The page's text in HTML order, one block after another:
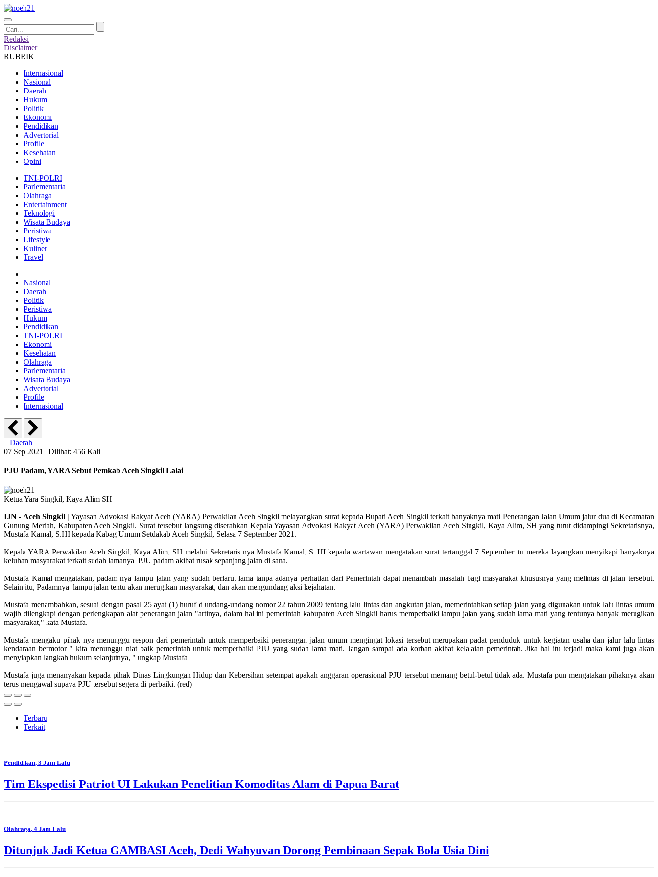
Redaksi
Disclaimer
RUBRIK
Internasional
Nasional
Daerah
Hukum
Politik
Ekonomi
Pendidikan
Advertorial
Profile
Kesehatan
Opini
TNI-POLRI
Parlementaria
Olahraga
Entertainment
Teknologi
Wisata Budaya
Peristiwa
Lifestyle
Kuliner
Travel
Nasional
Daerah
Politik
Peristiwa
Hukum
Pendidikan
TNI-POLRI
Ekonomi
Kesehatan
Olahraga
Parlementaria
Wisata Budaya
Advertorial
Profile
Internasional
Daerah
07 Sep 2021 | Dilihat: 456 Kali
PJU Padam, YARA Sebut Pemkab Aceh Singkil Lalai
Ketua Yara Singkil, Kaya Alim SH
IJN - Aceh Singkil |Yayasan Advokasi Rakyat Aceh (YARA) Perwakilan Aceh Singkil melayangkan surat kepada Bupati Aceh Singkil terkait banyaknya mati Penerangan Jalan Umum jalur dua di Kecamatan
Gunung Meriah, Kabupaten Aceh Singkil. Surat tersebut langsung diserahkan Kepala Yayasan Advokasi Rakyat Aceh (YARA) Perwakilan Aceh Singkil, Kaya Alim, SH yang turut didampingi Sekretarisnya,
Mustafa Kamal, S.HI kepada Kabag Umum Setdakab Aceh Singkil, Selasa 7 September 2021.
Kepala YARA Perwakilan Aceh Singkil, Kaya Alim, SH melalui Sekretaris nya Mustafa Kamal, S. HI kepada wartawan mengatakan surat tertanggal 7 September itu mereka layangkan menyikapi banyaknya
keluhan masyarakat terkait sudah lamanya PJU padam akibat rusak sepanjang jalan di sana.
Mustafa Kamal mengatakan, padam nya lampu jalan yang sudah berlarut lama tanpa adanya perhatian dari Pemerintah dapat menambah masalah bagi masyarakat khususnya yang melintas di jalan tersebut.
Selain itu, Padamnya lampu jalan tentu akan merugikan masyarakat, dan akan mengundang aksi kejahatan.
Mustafa menambahkan, sesuai dengan pasal 25 ayat (1) huruf d undang-undang nomor 22 tahun 2009 tentang lalu lintas dan angkutan jalan, memerintahkan setiap jalan yang digunakan untuk lalu lintas umum
wajib dilengkapi dengan perlengkapan alat penerangan jalan "artinya, dalam hal ini pemerintah kabupaten Aceh Singkil harus memperbaiki lampu jalan yang sudah lama mati yang tentunya banyak merugikan
masyarakat," kata Mustafa.
Mustafa mengaku pihak nya menunggu respon dari pemerintah untuk memperbaiki penerangan jalan umum mengingat lokasi tersebut merupakan padat penduduk untuk kegiatan usaha dan jalur lalu lintas
kendaraan bermotor " kita menunggu niat baik pemerintah untuk memperbaiki PJU yang sudah lama mati. Jangan sampai ada korban akibat kelalaian pemerintah. Jika hal itu terjadi maka kami juga akan
menyiapkan langkah hukum selanjutnya, " ungkap Mustafa
Mustafa juga menanyakan kepada pihak Dinas Lingkungan Hidup dan Kebersihan setempat apakah anggaran operasional PJU tersebut memang betul-betul tidak ada. Mustafa pun mengatakan pihaknya akan
terus mengawal supaya PJU tersebut segera di perbaiki. (red)
Terbaru
Terkait
Pendidikan, 3 Jam Lalu
Tim Ekspedisi Patriot UI Lakukan Penelitian Komoditas Alam di Papua Barat
Olahraga, 4 Jam Lalu
Ditunjuk Jadi Ketua GAMBASI Aceh, Dedi Wahyuvan Dorong Pembinaan Sepak Bola Usia Dini